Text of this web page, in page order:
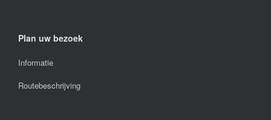
Plan uw bezoek
Informatie
Routebeschrijving